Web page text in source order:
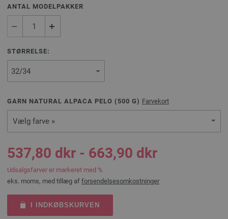
ANTAL MODELPAKKER
STØRRELSE:
GARN NATURAL ALPACA PELO ( 500 G) Farvekort
Vælg farve »
537,80 dkr - 663,90 dkr
Udsalgsfarver er markeret med %
eks. moms, med tillæg af forsendelsesomkostninger
I INDKØBSKURVEN